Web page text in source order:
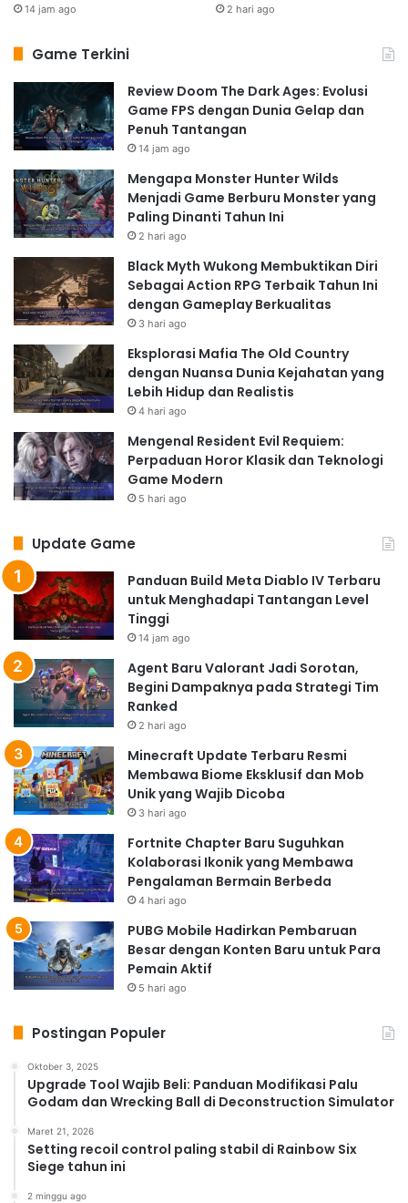
14 jam ago 2 hari ago
Game Terkini
Review Doom The Dark Ages: Evolusi
Game FPS dengan Dunia Gelap dan
Penuh Tantangan
14 jam ago
Mengapa Monster Hunter Wilds
Menjadi Game Berburu Monster yang
Paling Dinanti Tahun Ini
2 hari ago
Black Myth Wukong Membuktikan Diri
Sebagai Action RPG Terbaik Tahun Ini
dengan Gameplay Berkualitas
3 hari ago
Eksplorasi Mafia The Old Country
dengan Nuansa Dunia Kejahatan yang
Lebih Hidup dan Realistis
4 hari ago
Mengenal Resident Evil Requiem:
Perpaduan Horor Klasik dan Teknologi
Game Modern
5 hari ago
Update Game
Panduan Build Meta Diablo IV Terbaru
untuk Menghadapi Tantangan Level
Tinggi
14 jam ago
Agent Baru Valorant Jadi Sorotan,
Begini Dampaknya pada Strategi Tim
Ranked
2 hari ago
Minecraft Update Terbaru Resmi
Membawa Biome Eksklusif dan Mob
Unik yang Wajib Dicoba
3 hari ago
Fortnite Chapter Baru Suguhkan
Kolaborasi Ikonik yang Membawa
Pengalaman Bermain Berbeda
4 hari ago
PUBG Mobile Hadirkan Pembaruan
Besar dengan Konten Baru untuk Para
Pemain Aktif
5 hari ago
Postingan Populer
Oktober 3, 2025
Upgrade Tool Wajib Beli: Panduan Modifikasi Palu
Godam dan Wrecking Ball di Deconstruction Simulator
Maret 21, 2026
Setting recoil control paling stabil di Rainbow Six
Siege tahun ini
2 minggu ago